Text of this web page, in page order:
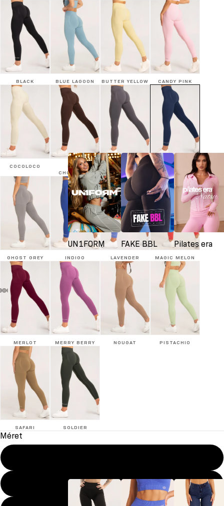
UN1FORM FAKE BBL Pilates era
BLACK BLUE LAGOON BUTTER YELLOW CANDY PINK
COCOLOCO
DARK
CHOCOLATE
SILVER DENIM
GHOST GREY INDIGO LAVENDER MAGIC MELON
MERLOT MERRY BERRY NOUGAT PISTACHIO
SAFARI SOLDIER
Méret
S